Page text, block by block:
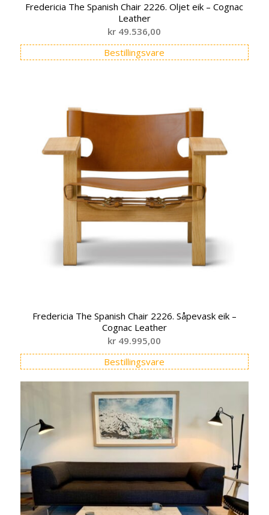
Fredericia The Spanish Chair 2226. Oljet eik – Cognac
Leather
kr 49.536,00
Bestillingsvare
Fredericia The Spanish Chair 2226. Såpevask eik –
Cognac Leather
kr 49.995,00
Bestillingsvare